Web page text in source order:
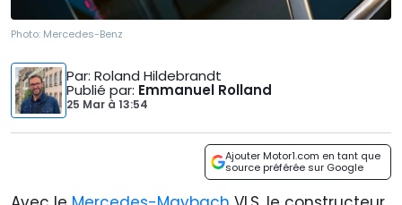
Photo: Mercedes-Benz
Par: Roland Hildebrandt
Publié par: Emmanuel Rolland
25 Mar à 13:54
Ajouter Motor1.com en tant que
source préférée sur Google